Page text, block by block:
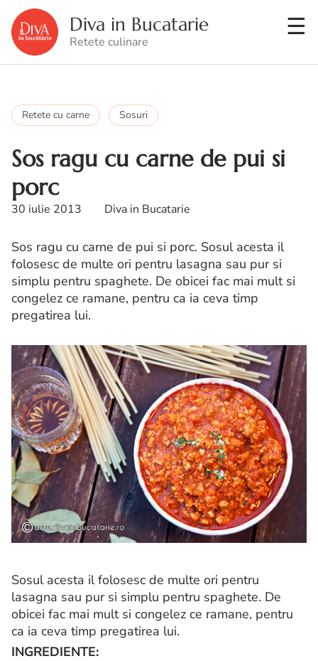
Diva in Bucatarie
Retete culinare
Retete cu carne Sosuri
Sos ragu cu carne de pui si
porc
30 iulie 2013 Diva in Bucatarie
Sos ragu cu carne de pui si porc. Sosul acesta il
folosesc de multe ori pentru lasagna sau pur si
simplu pentru spaghete. De obicei fac mai mult si
congelez ce ramane, pentru ca ia ceva timp
pregatirea lui.
Sosul acesta il folosesc de multe ori pentru
lasagna sau pur si simplu pentru spaghete. De
obicei fac mai mult si congelez ce ramane, pentru
ca ia ceva timp pregatirea lui.
INGREDIENTE: